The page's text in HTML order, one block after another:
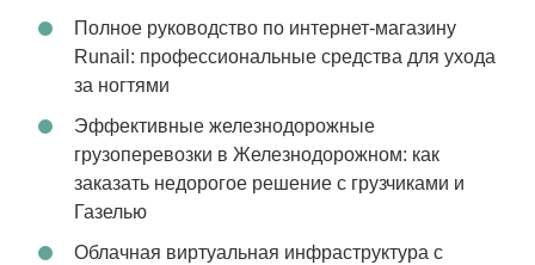
Полное руководство по интернет-магазину
Runail: профессиональные средства для ухода
за ногтями
Эффективные железнодорожные
грузоперевозки в Железнодорожном: как
заказать недорогое решение с грузчиками и
Газелью
Облачная виртуальная инфраструктура с